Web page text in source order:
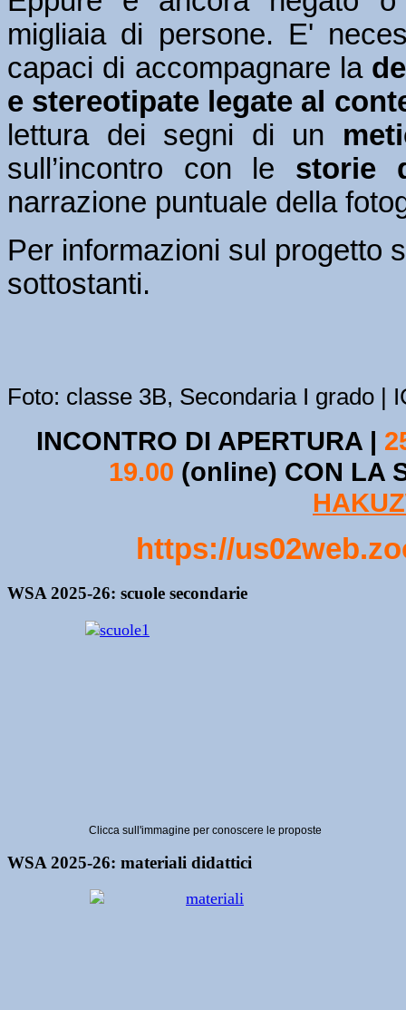
migliaia di persone. E'
capaci di accompagnare la
e stereotipate legate al
lettura dei segni di un
sull’incontro con le storie
narrazione puntuale della
Per informazioni sul progetto
sottostanti.
Foto: classe 3B, Secondaria I grado |
INCONTRO DI APERTURA |
19.00 (online) CON LA
https://
WSA 2025-26: scuole secondarie
Clicca sull'immagine per conoscere le proposte
WSA 2025-26: materiali didattici